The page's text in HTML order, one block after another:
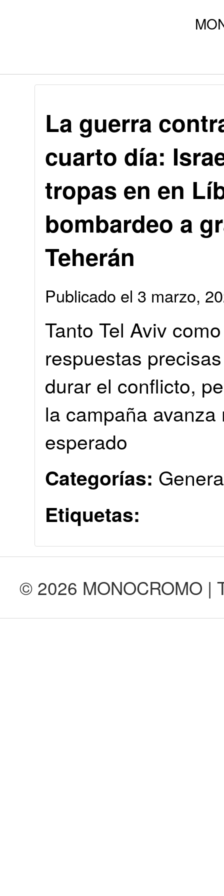
La guerra
cuarto día:
tropas en en
bombardeo a
Teherán
Publicado el 3 marzo,
Tanto Tel Aviv
respuestas
durar el conflicto,
la campaña
esperado
Categorías:
Etiquetas:
© 2026 MONOCROMO |